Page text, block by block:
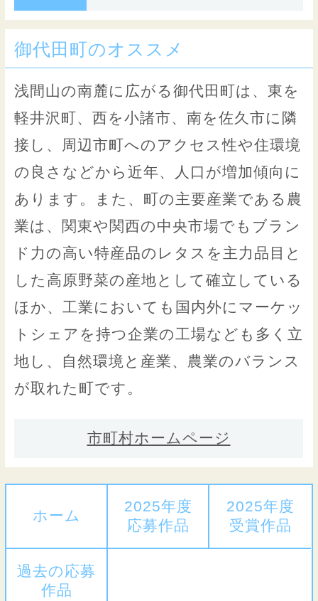
御代田町のオススメ
浅間山の南麓に広がる御代田町は、東を
軽井沢町、西を小諸市、南を佐久市に隣
接し、周辺市町へのアクセス性や住環境
の良さなどから近年、人口が増加傾向に
あります。また、町の主要産業である農
業は、関東や関西の中央市場でもブラン
ド力の高い特産品のレタスを主力品目と
した高原野菜の産地として確立している
ほか、工業においても国内外にマーケッ
トシェアを持つ企業の工場なども多く立
地し、自然環境と産業、農業のバランス
が取れた町です。
市町村ホームページ
ホーム
2025年度
応募作品
2025年度
受賞作品
過去の応募
作品